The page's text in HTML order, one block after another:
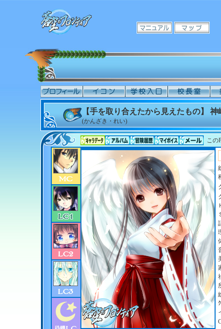
【手を取り合えたから見えたもの】
(かんざき・れい)
この